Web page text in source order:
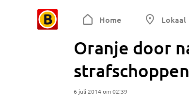
Home Lokaal
Oranje door
6 juli 2014 om 02:39